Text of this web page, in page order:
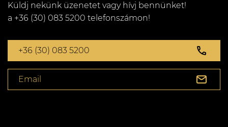
Küldj nekünk üzenetet vagy hívj bennünket!
a +36 (30) 083 5200 telefonszámon!
+36 (30) 083 5200
Email